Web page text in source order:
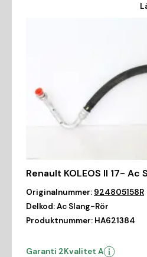
Renault KOLEOS II 17- Ac
Originalnummer: 924805158R
Delkod:Ac Slang-Rör
Produktnummer: HA621384
Garanti 2Kvalitet A